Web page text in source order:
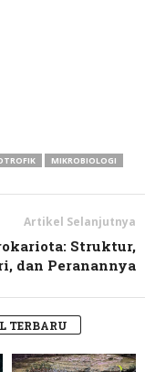
MIKROBIOLOGI
Artikel Selanjutnya
Struktur,
dan Peranannya
TERBARU